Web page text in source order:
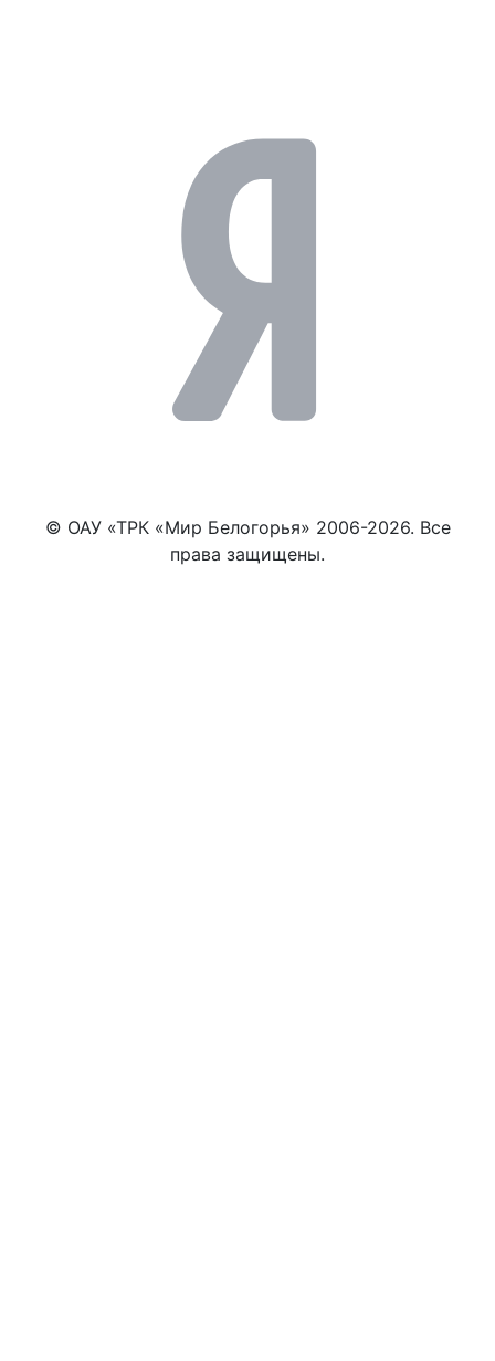
© ОАУ «ТРК «Мир Белогорья» 2006-2026. Все
права защищены.